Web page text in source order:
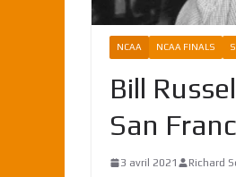
NCAA NCAA FINALS
Bill
San
3 avril 2021 Richard